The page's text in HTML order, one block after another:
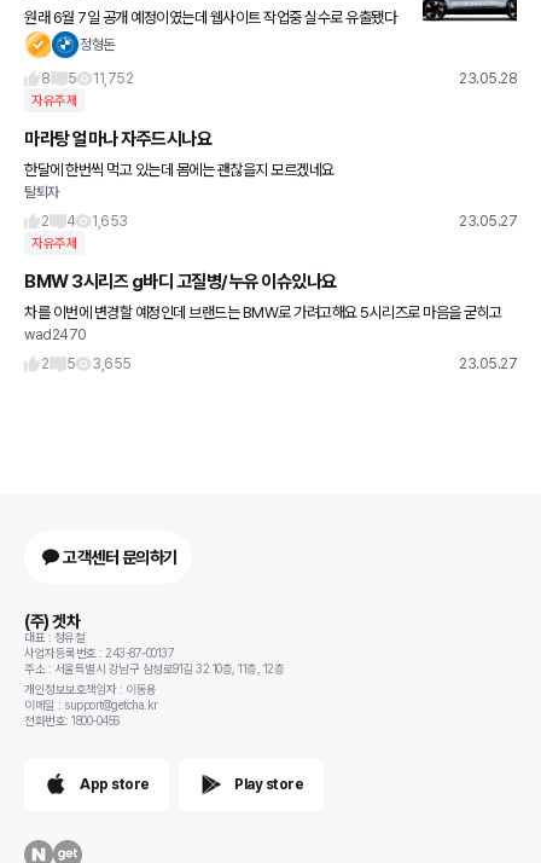
원래 6월 7일 공개 예정이였는데 웹사이트 작업중 실수로 유출됐다
고 하네요 볼보의 준중형급 전기 SUV EX30입니다 ㅎ
정형돈
8
5 11,752 23.05.28
자유주제
마라탕 얼마나 자주드시나요
한달에 한번씩 먹고 있는데 몸에는 괜찮을지 모르겠네요
탈퇴자
2
4 1,653 23.05.27
자유주제
BMW 3시리즈 g바디 고질병/누유 이슈있나요
차를 이번에 변경할 예정인데 브랜드는 BMW로 가려고해요 5시리즈로 마음을 굳히고
있었는데 오일 누유 / 냉각수 증발 / 공조기 크랙 / 겨울철 도어 잠김 등 고질병이 많더라구
요 3시리즈는
wad2470
2
5 3,655 23.05.27
고객센터 문의하기
(주) 겟차
대표 : 정유철
사업자등록번호 : 243-87-00137
주소 : 서울특별시 강남구 삼성로91길 32 10층, 11층, 12층
개인정보보호책임자 : 이동용
이메일 : support@getcha.kr
전화번호: 1800-0456
App store Play store